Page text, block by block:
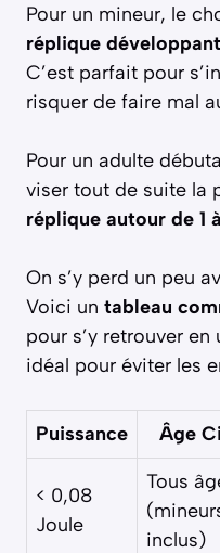
Pour un mineur, le
réplique
C’est parfait pour
risquer de faire mal
Pour un adulte
viser tout de suite la
réplique autour de 1
On s’y perd un peu
Voici un tableau
pour s’y retrouver en
idéal pour éviter les
Puissance Âge
< 0,08
Joule
Tous
inclus)